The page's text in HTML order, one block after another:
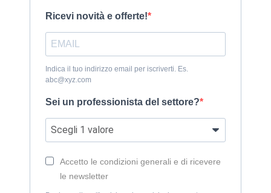
Ricevi novità e offerte!
Indica il tuo indirizzo email per iscriverti. Es.
abc@xyz.com
Sei un professionista del settore?
Accetto le condizioni generali e di ricevere
le newsletter